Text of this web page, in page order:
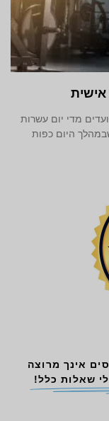
אישית
מדי יום עשרות
היום כפות
אינך מרוצה
שאלות כלל!